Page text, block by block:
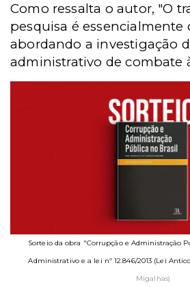
Como ressalta o autor, "O
pesquisa é essencialmente
abordando a investigação
administrativo de combate
Sorteio da obra "Corrupção e Administração
Administrativo e a lei nº 12.846/2013 (Lei
Migalhas)